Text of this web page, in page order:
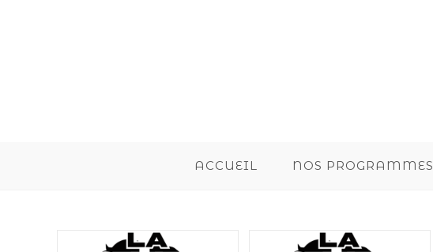
ACCUEIL NOS PROGRAMMES